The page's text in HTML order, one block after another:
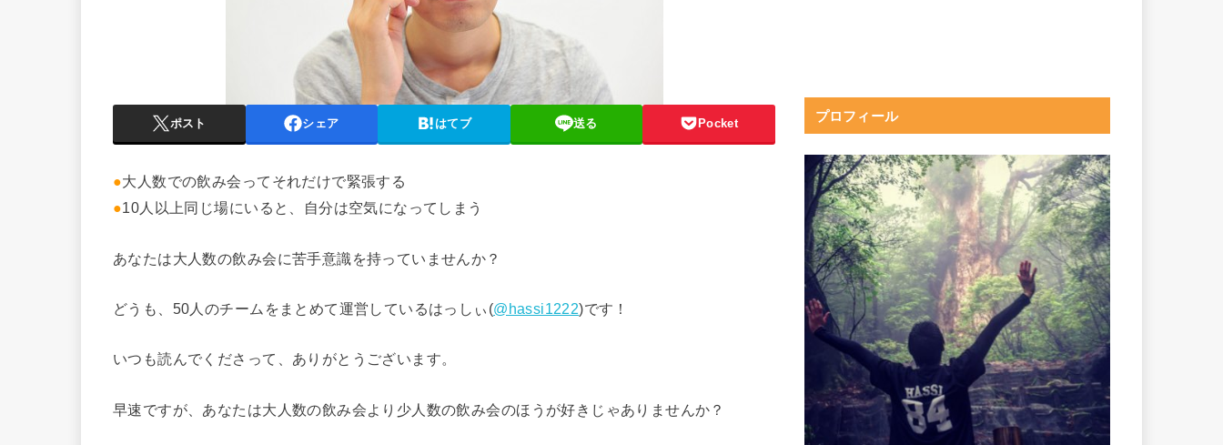
ポスト シェア はてブ 送る Pocket
●大人数での飲み会ってそれだけで緊張する
●10人以上同じ場にいると、自分は空気になってしまう
あなたは大人数の飲み会に苦手意識を持っていませんか？
どうも、50人のチームをまとめて運営しているはっしぃ(@hassi1222)です！
いつも読んでくださって、ありがとうございます。
早速ですが、あなたは大人数の飲み会より少人数の飲み会のほうが好きじゃありませんか？
プロフィール